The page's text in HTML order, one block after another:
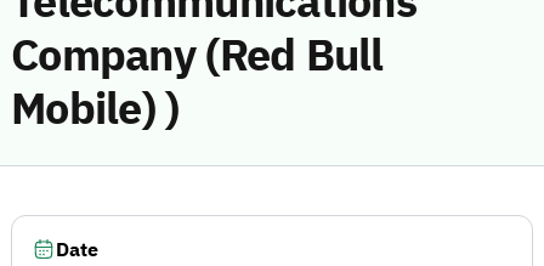
Company (Red Bull
Mobile) )
Date